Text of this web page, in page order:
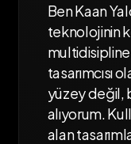
Ben Kaan
teknolojinin
tasarımcısı
yüzey değil,
alıyorum.
alan